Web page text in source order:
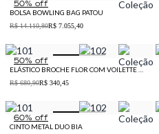
50% off
BOLSA BOWLING BAG PATOU
R$ 14.110,80R$ 7.055,40
50% off
ELÁSTICO BROCHE FLOR COM VOILETTE MATILDA
R$ 680,90R$ 340,45
60% off
CINTO METAL DUO BIA